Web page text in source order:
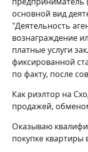
основной вид
"Деятельность
вознаграждение
платные услуги
фиксированной
по факту, после
Как риэлтор на
продажей,
Оказываю
покупке квартиры